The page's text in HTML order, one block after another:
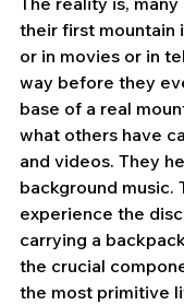
their first mountain
or in movies or in
way before they
base of a real
what others have
and videos. They
background music.
experience the
carrying a
the crucial
the most primitive